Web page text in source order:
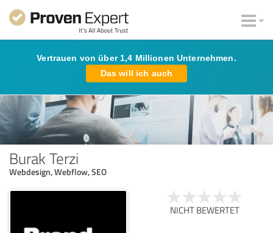
Vertrauen von über 1,4 Millionen Unternehmen.
Das will ich auch
Burak Terzi
Webdesign, Webflow, SEO
NICHT BEWERTET